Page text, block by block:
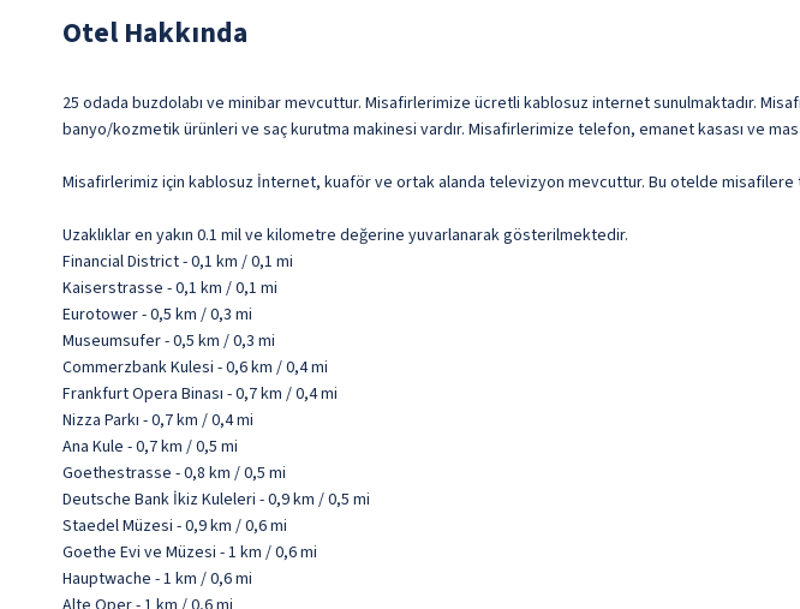
Otel Hakkında
25 odada buzdolabı ve minibar mevcuttur. Misafirlerimize ücretli kablosuz internet sunulmaktadır.
banyo/kozmetik ürünleri ve saç kurutma makinesi vardır. Misafirlerimize telefon, emanet kasası ve
Misafirlerimiz için kablosuz İnternet, kuaför ve ortak alanda televizyon mevcuttur. Bu otelde
Uzaklıklar en yakın 0.1 mil ve kilometre değerine yuvarlanarak gösterilmektedir.
Financial District - 0,1 km / 0,1 mi
Kaiserstrasse - 0,1 km / 0,1 mi
Eurotower - 0,5 km / 0,3 mi
Museumsufer - 0,5 km / 0,3 mi
Commerzbank Kulesi - 0,6 km / 0,4 mi
Frankfurt Opera Binası - 0,7 km / 0,4 mi
Nizza Parkı - 0,7 km / 0,4 mi
Ana Kule - 0,7 km / 0,5 mi
Goethestrasse - 0,8 km / 0,5 mi
Deutsche Bank İkiz Kuleleri - 0,9 km / 0,5 mi
Staedel Müzesi - 0,9 km / 0,6 mi
Goethe Evi ve Müzesi - 1 km / 0,6 mi
Hauptwache - 1 km / 0,6 mi